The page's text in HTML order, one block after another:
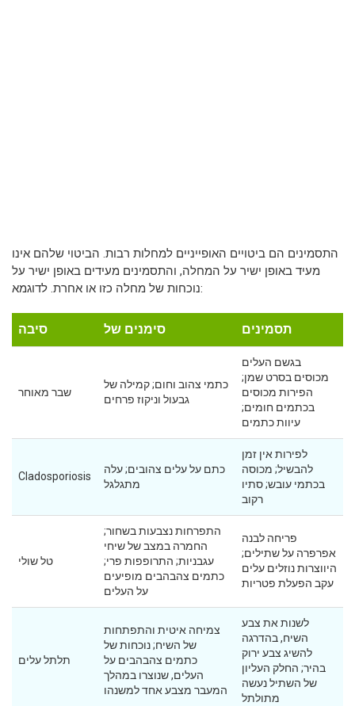
התסמינים הם ביטויים האופייניים למחלות רבות. הביטוי שלהם אינו
מעיד באופן ישיר על המחלה, והתסמינים מעידים באופן ישיר על
נוכחות של מחלה כזו או אחרת. לדוגמא:
סיבה סימנים של תסמינים
שבר מאוחר
כתמי צהוב וחום; קמילה של
גבעול וניקוז פרחים
בגשם העלים
מכוסים בסרט שמן;
הפירות מכוסים
בכתמים חומים;
עיוות כתמים
Cladosporiosis
כתם על עלים צהובים; עלה
מתגלגל
לפירות אין זמן
להבשיל; מכוסה
בכתמי עובש; סתיו
רקוב
טל שולי
התפרחות נצבעות בשחור;
החמרה במצב של שיחי
עגבניות; התרופפות פרי;
כתמים צהבהבים מופיעים
על העלים
פריחה לבנה
אפרפרה על שתילים;
היווצרות נוזלים עלים
עקב הפעלת פטריות
תלתל עלים
צמיחה איטית והתפתחות
של השיח; נוכחות של
כתמים צהבהבים על
העלים, שנוצרו במהלך
המעבר מצבע אחד למשנהו
לשנות את צבע
השיח, בהדרגה
להשיג צבע ירוק
בהיר; החלק העליון
של השתיל נעשה
מתולתל